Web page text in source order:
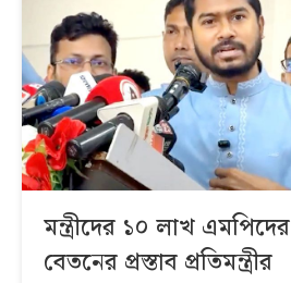
মন্ত্রীদের ১০ লাখ
বেতনের প্রস্তাব প্রতিমন্ত্রীর